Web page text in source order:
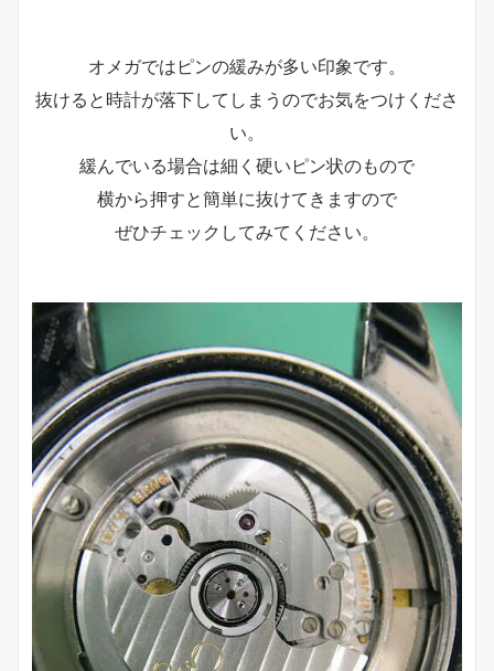
オメガではピンの緩みが多い印象です。
抜けると時計が落下してしまうのでお気をつけくださ
い。
緩んでいる場合は細く硬いピン状のもので
横から押すと簡単に抜けてきますので
ぜひチェックしてみてください。